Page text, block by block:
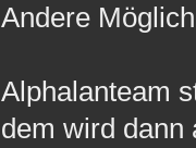
Andere
Alphalanteam
dem wird dann